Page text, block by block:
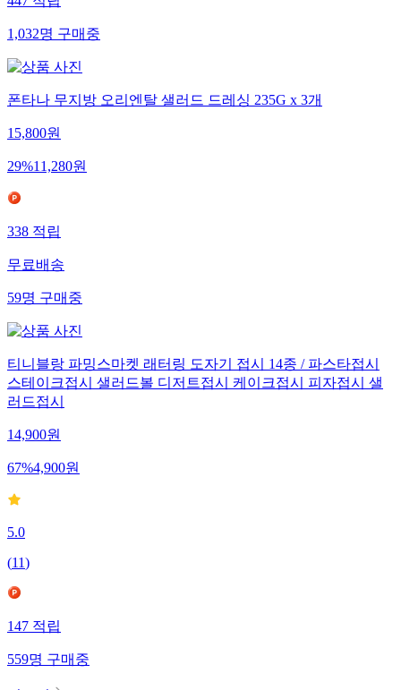
447적립
1,032명구매중
폰타나 무지방 오리엔탈 샐러드 드레싱 235G x 3개
15,800원
29%11,280원
338적립
무료배송
59명구매중
티니블랑 파밍스마켓 래터링 도자기 접시 14종 / 파스타접시
스테이크접시 샐러드볼 디저트접시 케이크접시 피자접시 샐
러드접시
14,900원
67%4,900원
5.0
(11)
147적립
559명구매중